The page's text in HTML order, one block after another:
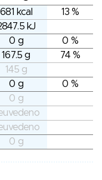
681 kcal
13 %
kJ
0 g
0 %
167.5 g
74 %
145 g
0 g
0 %
0 g
0 g